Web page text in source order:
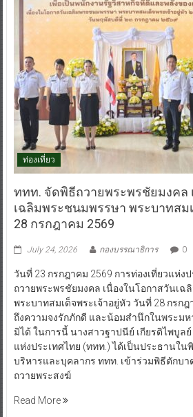
ท่องเที่ยว
ททท. จัดพิธีถวายพระพรชัยมงคล
เฉลิมพระชนมพรรษา พระบาทสม
28 กรกฎาคม 2569
July 24, 2026 กองบรรณาธิการ 0
วันที่ 23 กรกฎาคม 2569 การท่องเที่ยวแห่ง
ถวายพระพรชัยมงคล เนื่องในโอกาสวันเฉ
พระบาทสมเด็จพระเจ้าอยู่หัว วันที่ 28 กรกฎ
ถึงความจงรักภักดี และน้อมสำนึกในพระ
มิได้ ในการนี้ นางสาวฐาปนีย์ เกียรติไพบูลย์
แห่งประเทศไทย (ททท.) ได้เป็นประธานใ
บริหารและบุคลากร ททท. เข้าร่วมพิธีตักบ
ถวายพระสงฆ์
Read More